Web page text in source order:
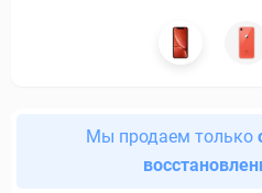
Мы продаем только